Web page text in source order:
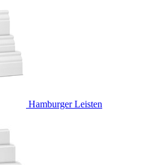
Hamburger Leisten